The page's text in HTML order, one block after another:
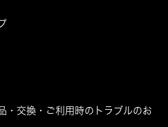
・交換・ご利用時のトラブルのお